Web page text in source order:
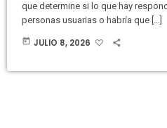
que determine si lo que hay
personas usuarias o habría que […]
today JULIO 8, 2026